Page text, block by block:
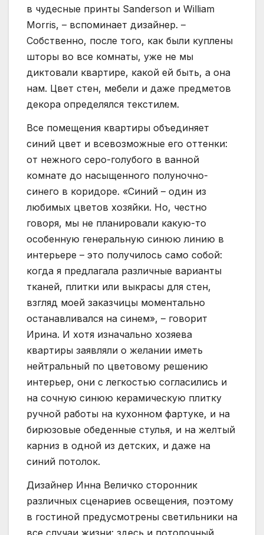
в чудесные принты Sanderson и William
Morris, – вспоминает дизайнер. –
Собственно, после того, как были куплены
шторы во все комнаты, уже не мы
диктовали квартире, какой ей быть, а она
нам. Цвет стен, мебели и даже предметов
декора определялся текстилем.
Все помещения квартиры объединяет
синий цвет и всевозможные его оттенки:
от нежного серо-голубого в ванной
комнате до насыщенного полуночно-
синего в коридоре. «Синий – один из
любимых цветов хозяйки. Но, честно
говоря, мы не планировали какую-то
особенную генеральную синюю линию в
интерьере – это получилось само собой:
когда я предлагала различные варианты
тканей, плитки или выкрасы для стен,
взгляд моей заказчицы моментально
останавливался на синем», – говорит
Ирина. И хотя изначально хозяева
квартиры заявляли о желании иметь
нейтральный по цветовому решению
интерьер, они с легкостью согласились и
на сочную синюю керамическую плитку
ручной работы на кухонном фартуке, и на
бирюзовые обеденные стулья, и на желтый
карниз в одной из детских, и даже на
синий потолок.
Дизайнер Инна Величко сторонник
различных сценариев освещения, поэтому
в гостиной предусмотрены светильники на
все случаи жизни: здесь и потолочный